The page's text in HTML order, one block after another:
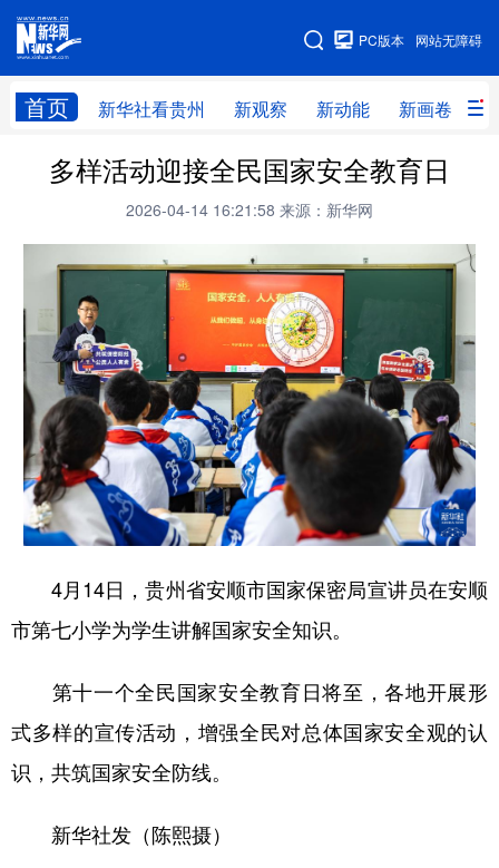
网站无障碍
PC版本
首页 新华社看贵州 新观察 新动能 新画卷
网站地图
新华社看贵州 新观察 新动能 新画卷
贵州领导 人事
专题 访谈 直播 视频
畅游贵州 数字贵州 律动贵州
光影贵州 部门之窗 县区直达 企业速递
融媒联播 贵阳 遵义 安顺
六盘水 毕节 铜仁 黔东南
黔南 黔西南
地方频道
北京 天津 河北
浙江 安徽 福建 江西
山东 河南
多样活动迎接全民国家安全教育日
2026-04-14 16:21:58 来源：新华网
4月14日，贵州省安顺市国家保密局宣讲员在安顺
市第七小学为学生讲解国家安全知识。
第十一个全民国家安全教育日将至，各地开展形
式多样的宣传活动，增强全民对总体国家安全观的认
识，共筑国家安全防线。
新华社发（陈熙摄）